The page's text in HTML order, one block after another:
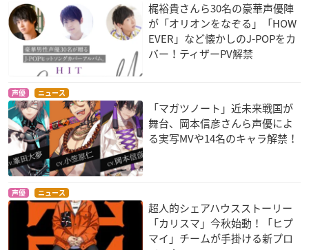
梶裕貴さんら30名の豪華声優陣
が「オリオンをなぞる」「HOW
EVER」など懐かしのJ-POPをカ
バー！ティザーPV解禁
声優 ニュース
「マガツノート」近未来戦国が
舞台、岡本信彦さんら声優によ
る実写MVや14名のキャラ解禁！
声優 ニュース
超人的シェアハウスストーリー
「カリスマ」今秋始動！「ヒプ
マイ」チームが手掛ける新プロ